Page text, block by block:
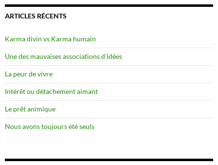
ARTICLES RÉCENTS
Karma divin vs Karma humain
Une des mauvaises associations d’idées
La peur de vivre
Intérêt ou détachement aimant
Le prêt animique
Nous avons toujours été seuls